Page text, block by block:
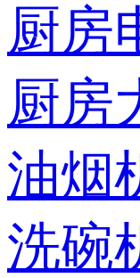
厨房
厨房
油烟
洗碗